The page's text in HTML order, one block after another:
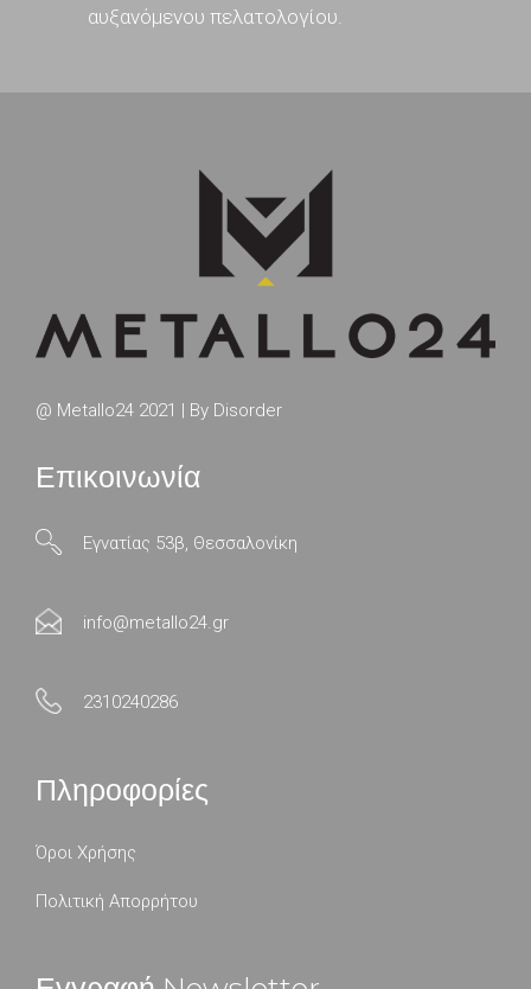
αυξανόμενου πελατολογίου.
@ Metallo24 2021 | By Disorder
Επικοινωνία
Εγνατίας 53β, Θεσσαλονίκη
info@metallo24.gr
2310240286
Πληροφορίες
Όροι Χρήσης
Πολιτική Απορρήτου